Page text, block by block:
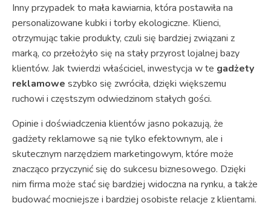
Inny przypadek to mała kawiarnia, która postawiła na
personalizowane kubki i torby ekologiczne. Klienci,
otrzymując takie produkty, czuli się bardziej związani z
marką, co przełożyło się na stały przyrost lojalnej bazy
klientów. Jak twierdzi właściciel, inwestycja w te gadżety
reklamowe szybko się zwróciła, dzięki większemu
ruchowi i częstszym odwiedzinom stałych gości.
Opinie i doświadczenia klientów jasno pokazują, że
gadżety reklamowe są nie tylko efektownym, ale i
skutecznym narzędziem marketingowym, które może
znacząco przyczynić się do sukcesu biznesowego. Dzięki
nim firma może stać się bardziej widoczna na rynku, a także
budować mocniejsze i bardziej osobiste relacje z klientami.